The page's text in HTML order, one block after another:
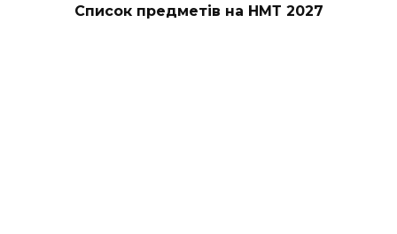
Список предметів на НМТ 2027